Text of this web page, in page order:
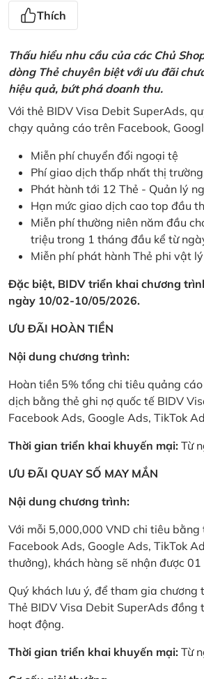
Thích
Thấu hiểu nhu cầu của các Chủ
dòng Thẻ chuyên biệt với ưu đãi
hiệu quả, bứt phá doanh thu.
Với thẻ BIDV Visa Debit SuperAds,
chạy quảng cáo trên Facebook,
Miễn phí chuyển đổi ngoại tệ
Phí giao dịch thấp nhất thị
Phát hành tới 12 Thẻ - Quản lý
Hạn mức giao dịch cao top đầu
Miễn phí thường niên năm đầu
triệu trong 1 tháng đầu kể từ
Miễn phí phát hành Thẻ phi vật lý
Đặc biệt, BIDV triển khai chương
ngày 10/02-10/05/2026.
ƯU ĐÃI HOÀN TIỀN
Nội dung chương trình:
Hoàn tiền 5% tổng chi tiêu quảng
dịch bằng thẻ ghi nợ quốc tế BIDV
Facebook Ads, Google Ads, TikTok
Thời gian triển khai khuyến mại: Từ
ƯU ĐÃI QUAY SỐ MAY MẮN
Nội dung chương trình:
Với mỗi 5,000,000 VND chi tiêu
Facebook Ads, Google Ads, TikTok
thưởng), khách hàng sẽ nhận được
Quý khách lưu ý, để tham gia
Thẻ BIDV Visa Debit SuperAds
hoạt động.
Thời gian triển khai khuyến mại: Từ